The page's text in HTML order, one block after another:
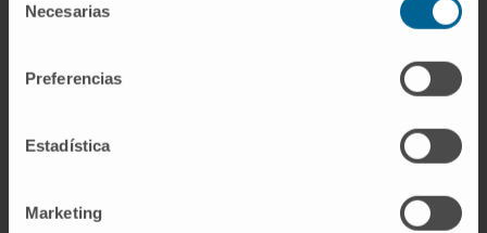
Necesarias
Preferencias
Estadística
Marketing
referirse a la región flexora de la rodilla, y todo
vena, fosa, músculo) pertenece a esa zona.
En la parte central de la fosa poplítea, detrás
relajar la fascia. Se necesita presión firme con